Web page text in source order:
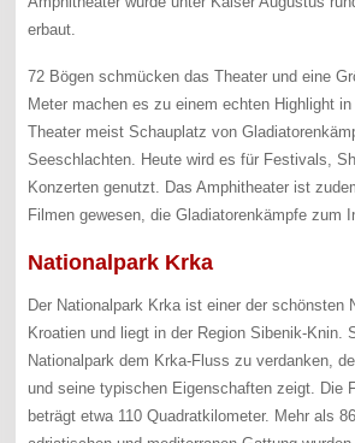
erbaut.
72 Bögen schmücken das Theater und eine
Meter machen es zu einem echten Highlight
Theater meist Schauplatz von
Seeschlachten. Heute wird es für Festivals,
Konzerten genutzt. Das Amphitheater ist
Filmen gewesen, die Gladiatorenkämpfe zum
Nationalpark Krka
Der Nationalpark Krka ist einer der schönsten
Kroatien und liegt in der Region Sibenik-Knin.
Nationalpark dem Krka-Fluss zu verdanken,
und seine typischen Eigenschaften zeigt. Die
beträgt etwa 110 Quadratkilometer. Mehr als